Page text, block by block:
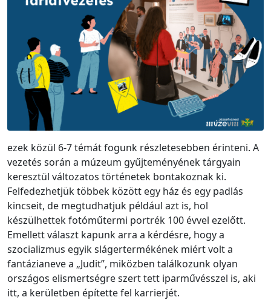
ezek közül 6-7 témát fogunk részletesebben érinteni. A
vezetés során a múzeum gyűjteményének tárgyain
keresztül változatos történetek bontakoznak ki.
Felfedezhetjük többek között egy ház és egy padlás
kincseit, de megtudhatjuk például azt is, hol
készülhettek fotóműtermi portrék 100 évvel ezelőtt.
Emellett választ kapunk arra a kérdésre, hogy a
szocializmus egyik slágertermékének miért volt a
fantázianeve a „Judit”, miközben találkozunk olyan
országos elismertségre szert tett iparművésszel is, aki
itt, a kerületben építette fel karrierjét.